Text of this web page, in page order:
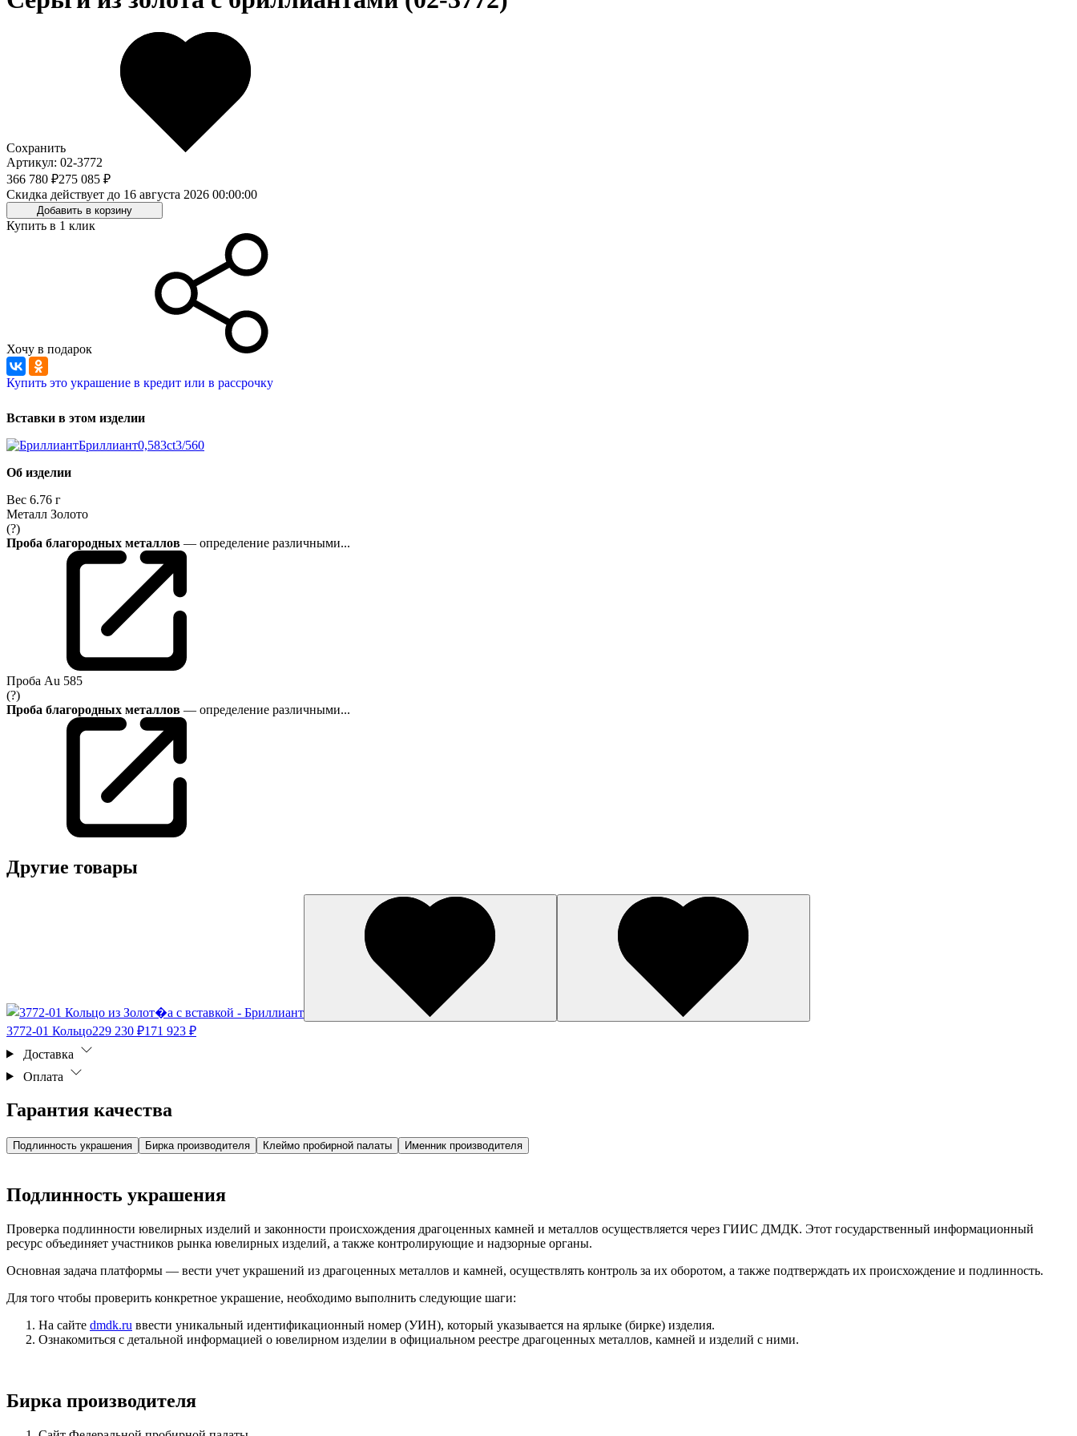
Сохранить
Артикул: 02-3772
366 780 ₽275 085 ₽
Скидка действует до 16 августа 2026 00:00:00
Добавить в корзину
Купить в 1 клик
Хочу в подарок
Купить это украшение в кредит или в рассрочку
Вставки в этом изделии
Бриллиант0,583ct3/560
Об изделии
Вес 6.76 г
Металл Золото
(?)
Проба благородных металлов — определение различными...
Проба Au 585
(?)
Проба благородных металлов — определение различными...
Другие товары
3772-01 Кольцо229 230 ₽171 923 ₽
Доставка
Оплата
Гарантия качества
Подлинность украшения Бирка производителя Клеймо пробирной палаты Именник производителя
Подлинность украшения
Проверка подлинности ювелирных изделий и законности происхождения драгоценных камней и металлов осуществляется через ГИИС ДМДК. Этот государственный информационный
ресурс объединяет участников рынка ювелирных изделий, а также контролирующие и надзорные органы.
Основная задача платформы — вести учет украшений из драгоценных металлов и камней, осуществлять контроль за их оборотом, а также подтверждать их происхождение и подлинность.
Для того чтобы проверить конкретное украшение, необходимо выполнить следующие шаги:
На сайте dmdk.ru ввести уникальный идентификационный номер (УИН), который указывается на ярлыке (бирке) изделия.
Ознакомиться с детальной информацией о ювелирном изделии в официальном реестре драгоценных металлов, камней и изделий с ними.
Бирка производителя